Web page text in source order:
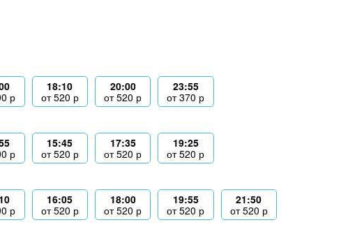
р
18:10
от520 р
20:00
от520 р
23:55
от370 р
р
15:45
от520 р
17:35
от520 р
19:25
от520 р
р
16:05
от520 р
18:00
от520 р
19:55
от520 р
21:50
от520 р